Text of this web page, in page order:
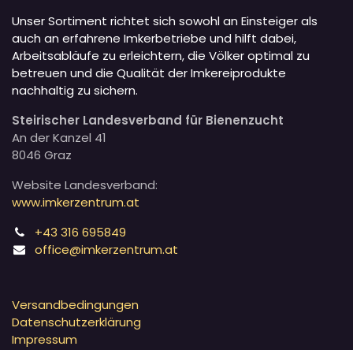
Unser Sortiment richtet sich sowohl an Einsteiger als
auch an erfahrene Imkerbetriebe und hilft dabei,
Arbeitsabläufe zu erleichtern, die Völker optimal zu
betreuen und die Qualität der Imkereiprodukte
nachhaltig zu sichern.
Steirischer Landesverband für Bienenzucht
An der Kanzel 41
8046 Graz
Website Landesverband:
www.imkerzentrum.at
+43 316 695849
office@imkerzentrum.at
Versandbedingungen
Datenschutzerklärung
Impressum